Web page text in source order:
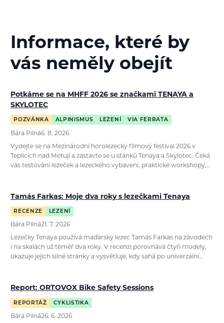
Informace, které by
vás neměly obejít
Potkáme se na MHFF 2026 se značkami TENAYA a
SKYLOTEC
POZVÁNKA ALPINISMUS LEZENÍ VIA FERRATA
Bára Pilná6. 8. 2026
Vydejte se na Mezinárodní horolezecký filmový festival 2026 v
Teplicích nad Metují a zastavte se u stánků Tenaya a Skylotec. Čeká
vás testování lezeček a lezeckého vybavení, praktické workshopy,…
Tamás Farkas: Moje dva roky s lezečkami Tenaya
RECENZE LEZENÍ
Bára Pilná21. 7. 2026
Lezečky Tenaya používá maďarský lezec Tamás Farkas na závodech
i na skalách už téměř dva roky. V recenzi porovnává čtyři modely,
ukazuje jejich silné stránky a vysvětluje, kdy sahá po univerzální…
Report: ORTOVOX Bike Safety Sessions
REPORTÁŽ CYKLISTIKA
Bára Pilná26. 6. 2026